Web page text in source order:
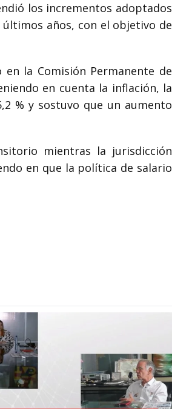
los incrementos adoptados
años, con el objetivo de
la Comisión Permanente de
en cuenta la inflación, la
% y sostuvo que un aumento
mientras la jurisdicción
en que la política de salario